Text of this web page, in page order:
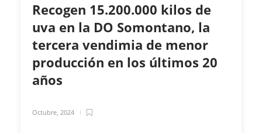
Recogen 15.200.000 kilos de
uva en la DO Somontano, la
tercera vendimia de menor
producción en los últimos 20
años
Octubre, 2024